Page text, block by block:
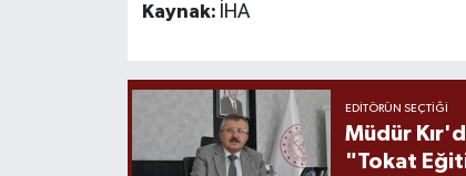
Kaynak: İHA
EDITÖRÜN SEÇTIĞI
Müdür
"Tokat